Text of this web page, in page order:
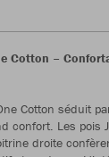
Cotton –
Cotton séduit
confort. Les pois
droite